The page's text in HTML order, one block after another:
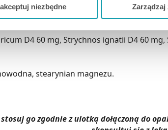
Strony.
niezbędne Zarządzaj
D4 60 mg, Strychnos ignatii D4 60
stearynian magnezu.
go zgodnie z ulotką dołączoną do